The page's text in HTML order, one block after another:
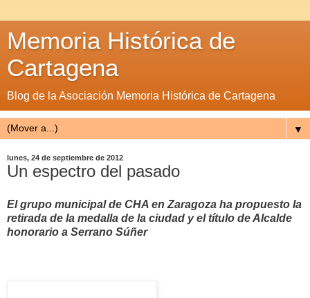
Memoria Histórica de
Cartagena
Blog de la Asociación Memoria Histórica de Cartagena
▼
lunes, 24 de septiembre de 2012
Un espectro del pasado
El grupo municipal de CHA en Zaragoza ha propuesto la
retirada de la medalla de la ciudad y el título de Alcalde
honorario a Serrano Súñer